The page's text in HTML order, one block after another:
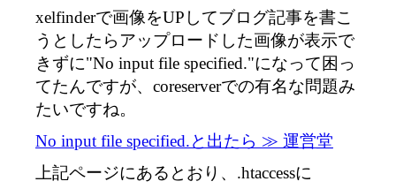
xelfinderで画像をUPしてブログ記事を書こ
うとしたらアップロードした画像が表示で
きずに"No input file specified."になって困っ
てたんですが、coreserverでの有名な問題み
たいですね。
No input file specified.と出たら ≫ 運営堂
上記ページにあるとおり、.htaccessに